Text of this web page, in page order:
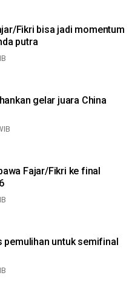
Fikri bisa jadi momentum
putra
gelar juara China
Fajar/Fikri ke final
pemulihan untuk semifinal